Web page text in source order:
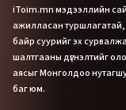
iToim.mn мэдээллийн
ажилласан
байр суурийг эх
шалтгааны дүгнэлтийг
аясыг Монголдоо
баг юм.